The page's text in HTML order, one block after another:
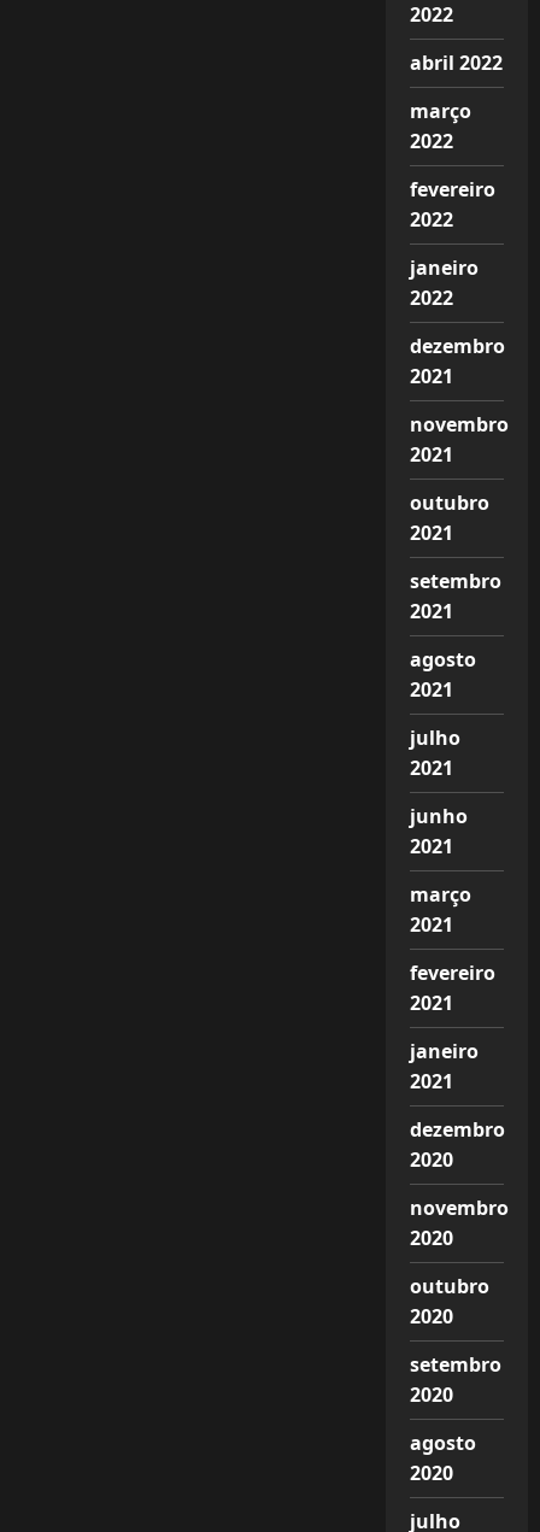
2022
abril 2022
março
2022
fevereiro
2022
janeiro
2022
dezembro
2021
novembro
2021
outubro
2021
setembro
2021
agosto
2021
julho
2021
junho
2021
março
2021
fevereiro
2021
janeiro
2021
dezembro
2020
novembro
2020
outubro
2020
setembro
2020
agosto
2020
julho